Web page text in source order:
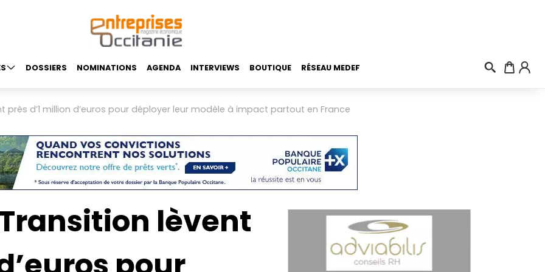
DOSSIERS NOMINATIONS AGENDA INTERVIEWS BOUTIQUE RÉSEAU MEDEF
près d’1 million d’euros pour déployer leur modèle à impact partout en France
lèvent